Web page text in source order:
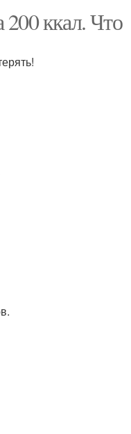
ккал. Что